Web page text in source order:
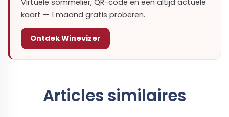
kaart — 1 maand gratis proberen.
Ontdek Winevizer
Articles similaires